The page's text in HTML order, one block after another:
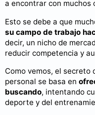
a encontrar con
Esto se debe a que
su campo de trabajo
decir, un nicho de
reducir competencia y
Como vemos, el
personal se basa en
buscando, intentando
deporte y del